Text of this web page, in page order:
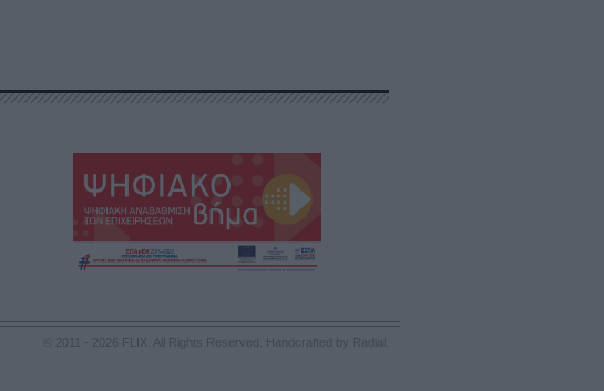
© 2011 - 2026 FLIX. All Rights Reserved. Handcrafted by Radial